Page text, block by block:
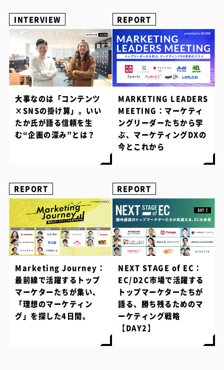
INTERVIEW
大事なのは「コンテンツ
×SNSの掛け算」。いい
たか氏が語る信頼を生
む“企画の深み”とは？
REPORT
MARKETING LEADERS
MEETING：マーケティ
ングリーダーたちから学
ぶ、マーケティングDXの
今とこれから
REPORT
Marketing Journey：
最前線で活躍するトップ
マーケターたちが集い、
「理想のマーケティン
グ」を探した4日間。
REPORT
NEXT STAGE of EC：
EC/D2C市場で活躍する
トップマーケターたちが
語る、勝ち残るためのマ
ーケティング戦略
【DAY2】